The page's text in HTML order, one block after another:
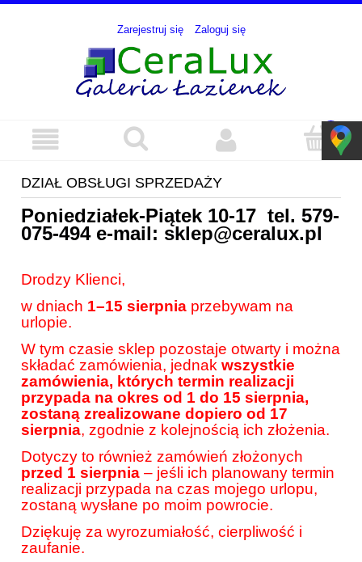
Zarejestruj się Zaloguj się
DZIAŁ OBSŁUGI SPRZEDAŻY
Poniedziałek-Piątek 10-17 tel. 579-
075-494e-mail: sklep@ceralux.pl
Drodzy Klienci,
w dniach 1–15 sierpnia przebywam na
urlopie.
W tym czasie sklep pozostaje otwarty i można
składać zamówienia, jednak wszystkie
zamówienia, których termin realizacji
przypada na okres od 1 do 15 sierpnia,
zostaną zrealizowane dopiero od 17
sierpnia, zgodnie z kolejnością ich złożenia.
Dotyczy to również zamówień złożonych
przed 1 sierpnia – jeśli ich planowany termin
realizacji przypada na czas mojego urlopu,
zostaną wysłane po moim powrocie.
Dziękuję za wyrozumiałość, cierpliwość i
zaufanie.